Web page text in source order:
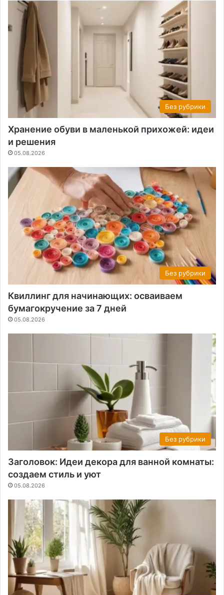
Без рубрики
Хранение обуви в маленькой прихожей: идеи
и решения
05.08.2026
Без рубрики
Квиллинг для начинающих: осваиваем
бумагокручение за 7 дней
05.08.2026
Без рубрики
Заголовок: Идеи декора для ванной комнаты:
создаем стиль и уют
05.08.2026